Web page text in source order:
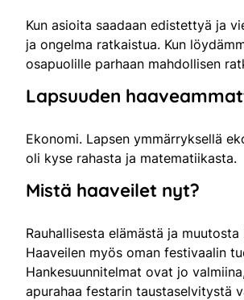
Kun asioita saadaan edistettyä ja
ja ongelma ratkaistua. Kun
osapuolille parhaan mahdollisen
Lapsuuden
Ekonomi. Lapsen ymmärryksellä
oli kyse rahasta ja matematiikasta.
Mistä haaveilet nyt?
Rauhallisesta elämästä ja muutosta
Haaveilen myös oman festivaalin
Hankesuunnitelmat ovat jo
apurahaa festarin taustaselvitystä